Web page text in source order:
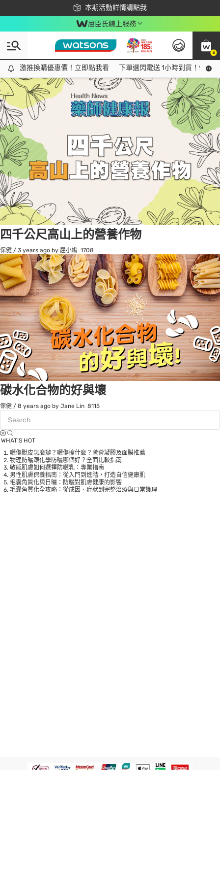
本期活動詳情請點我
下載app最高回饋$350
屈臣氏線上服務
0
激推換購優惠價！立即點我看
激推換購優惠價！立即點我看 下單選閃電送 1小時到貨！領神
Tag:營養2 item(s) found
四千公尺高山上的營養作物
保健 / 3 years ago by 屈小編 1708
碳水化合物的好與壞
保健 / 8 years ago by Jane Lin 8115
WHAT’S HOT
曬傷脫皮怎麼辦？曬傷擦什麼？蘆薈凝膠及面膜推薦
物理防曬跟化學防曬哪個好？全面比較指南
敏感肌膚如何選擇防曬乳：專業指南
男性肌膚保養指南：從入門到進階，打造自信健康肌
毛囊角質化與日曬：防曬對肌膚健康的影響
毛囊角質化全攻略：從成因、症狀到完整治療與日常護理